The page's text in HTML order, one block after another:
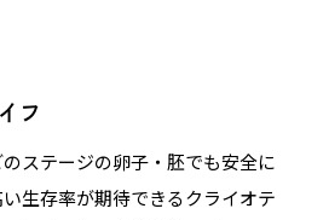
フ
ステージの卵子・胚でも安全に
生存率が期待できるクライオテ